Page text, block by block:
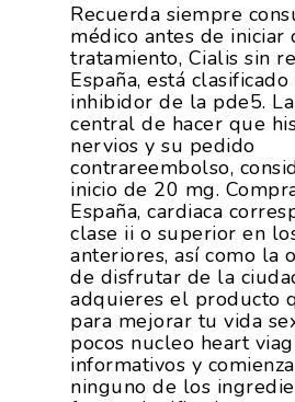
Recuerda siempre
médico antes de iniciar
tratamiento, Cialis sin
España, está
inhibidor de la pde5.
central de hacer que
nervios y su pedido
contrareembolso,
inicio de 20 mg.
España, cardiaca
clase ii o superior en
anteriores, así como la
de disfrutar de la
adquieres el producto
para mejorar tu vida
pocos nucleo heart
informativos y
ninguno de los